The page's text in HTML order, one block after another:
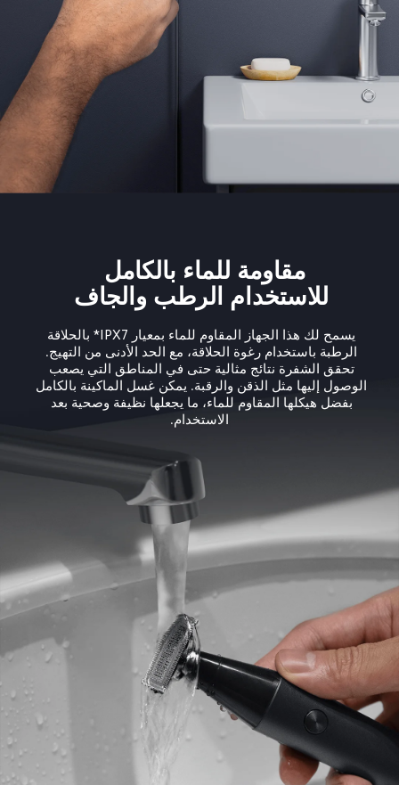
مقاومة للماء بالكامل
للاستخدام الرطب والجاف
يسمح لك هذا الجهاز المقاوم للماء بمعيار IPX7* بالحلاقة
الرطبة باستخدام رغوة الحلاقة، مع الحد الأدنى من التهيج.
تحقق الشفرة نتائج مثالية حتى في المناطق التي يصعب
الوصول إليها مثل الذقن والرقبة. يمكن غسل الماكينة بالكامل
بفضل هيكلها المقاوم للماء، ما يجعلها نظيفة وصحية بعد
الاستخدام.